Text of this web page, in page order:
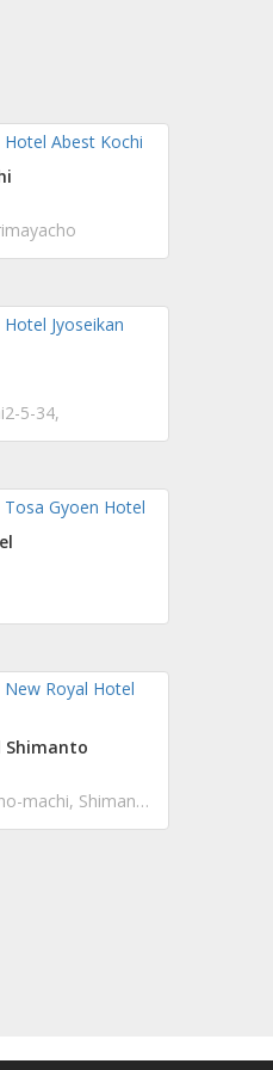
5-34,
Shimanto
26 Nakamurakosho-machi, Shimanto-shi